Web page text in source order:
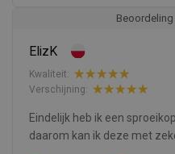
ElizK
Kwaliteit:
Verschijning:
Eindelijk heb ik een
daarom kan ik deze met